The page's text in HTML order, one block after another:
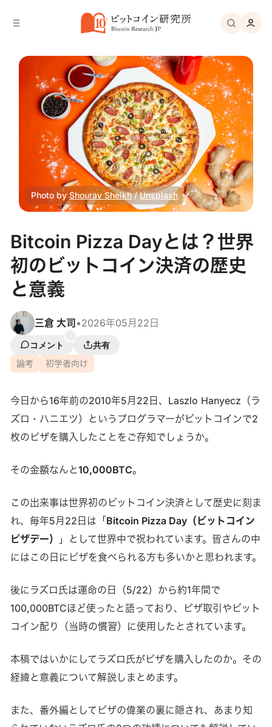
Photo by Shourav Sheikh / Unsplash
Bitcoin Pizza Dayとは？世界
初のビットコイン決済の歴史
と意義
三倉 大司•2026年05月22日
コメント
共有
論考
初学者向け
今日から16年前の2010年5月22日、Laszlo Hanyecz（ラ
ズロ・ハニエツ）というプログラマーがビットコインで2
枚のピザを購入したことをご存知でしょうか。
その金額なんと10,000BTC。
この出来事は世界初のビットコイン決済として歴史に刻ま
れ、毎年5月22日は「Bitcoin Pizza Day（ビットコイン
ピザデー）
」として世界中で祝われています。皆さんの中
にはこの日にピザを食べられる方も多いかと思われます。
後にラズロ氏は運命の日（5/22）から約1年間で
100,000BTCほど使ったと語っており、ピザ取引やビット
コイン配り（当時の慣習）に使用したとされています。
本稿ではいかにしてラズロ氏がピザを購入したのか。その
経緯と意義について解説しまとめます。
また、番外編としてピザの偉業の裏に隠され、あまり知